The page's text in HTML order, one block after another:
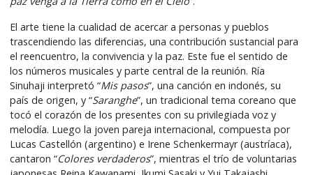
El arte tiene la cualidad de acercar a personas y pueblos
trascendiendo las diferencias, una contribución sustancial para
el reencuentro, la convivencia y la paz. Este fue el sentido de
los números musicales y parte central de la reunión. Ría
Sinuhaji interpretó “Mis pasos”, una canción en indonés, su
país de origen, y “Saranghe”, un tradicional tema coreano que
tocó el corazón de los presentes con su privilegiada voz y
melodía. Luego la joven pareja internacional, compuesta por
Lucas Castellón (argentino) e Irene Schenkermayr (austríaca),
cantaron “Colores verdaderos”, mientras el trío de voluntarias